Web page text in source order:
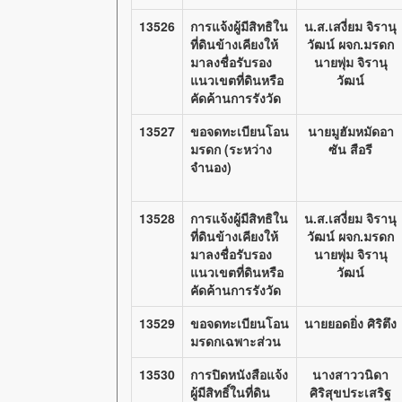
13526
การแจ้งผู้มีสิทธิใน
ที่ดินข้างเคียงให้
มาลงชื่อรับรอง
แนวเขตที่ดินหรือ
คัดค้านการรังวัด
น.ส.เสงี่ยม จิรานุ
วัฒน์ ผจก.มรดก
นายพุ่ม จิรานุ
วัฒน์
13527
ขอจดทะเบียนโอน
มรดก (ระหว่าง
จำนอง)
นายมูฮัมหมัดอา
ซัน สือรี
13528
การแจ้งผู้มีสิทธิใน
ที่ดินข้างเคียงให้
มาลงชื่อรับรอง
แนวเขตที่ดินหรือ
คัดค้านการรังวัด
น.ส.เสงี่ยม จิรานุ
วัฒน์ ผจก.มรดก
นายพุ่ม จิรานุ
วัฒน์
13529
ขอจดทะเบียนโอน
มรดกเฉพาะส่วน
นายยอดยิ่ง ศิริตึง
13530
การปิดหนังสือแจ้ง
ผู้มีสิทธิ์ในที่ดิน
นางสาววนิดา
ศิริสุขประเสริฐ